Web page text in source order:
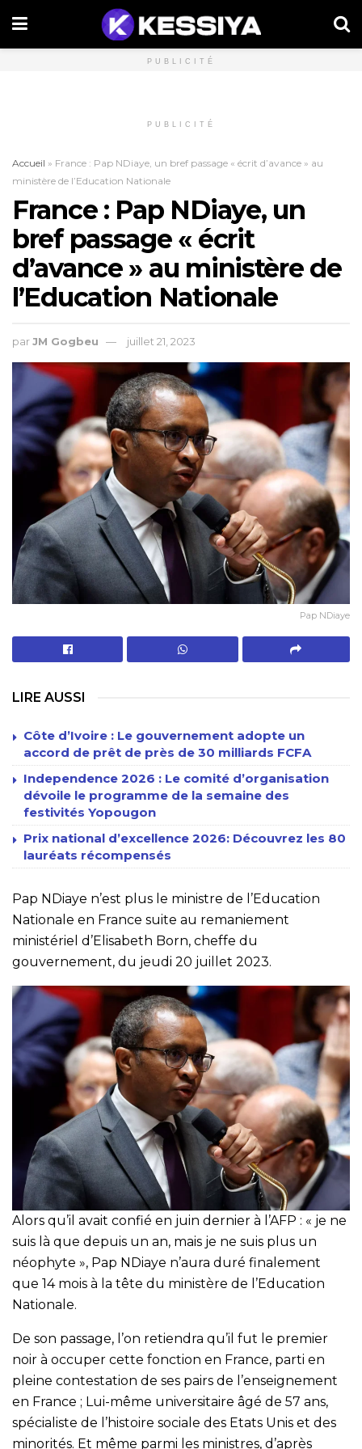
PUBLICITÉ
PUBLICITÉ
Accueil » France : Pap NDiaye, un bref passage « écrit d’avance » au
ministère de l’Education Nationale
France : Pap NDiaye, un
bref passage « écrit
d’avance » au ministère de
l’Education Nationale
parJM Gogbeu juillet 21, 2023
Pap NDiaye
LIRE AUSSI
Côte d’Ivoire : Le gouvernement adopte un
accord de prêt de près de 30 milliards FCFA
Independence 2026 : Le comité d’organisation
dévoile le programme de la semaine des
festivités Yopougon
Prix national d’excellence 2026: Découvrez les 80
lauréats récompensés
Pap NDiaye n’est plus le ministre de l’Education
Nationale en France suite au remaniement
ministériel d’Elisabeth Born, cheffe du
gouvernement, du jeudi 20 juillet 2023.
Alors qu’il avait confié en juin dernier à l’AFP : « je ne
suis là que depuis un an, mais je ne suis plus un
néophyte », Pap NDiaye n’aura duré finalement
que 14 mois à la tête du ministère de l’Education
Nationale.
De son passage, l’on retiendra qu’il fut le premier
noir à occuper cette fonction en France, parti en
pleine contestation de ses pairs de l’enseignement
en France ; Lui-même universitaire âgé de 57 ans,
spécialiste de l’histoire sociale des Etats Unis et des
minorités. Et même parmi les ministres, d’après